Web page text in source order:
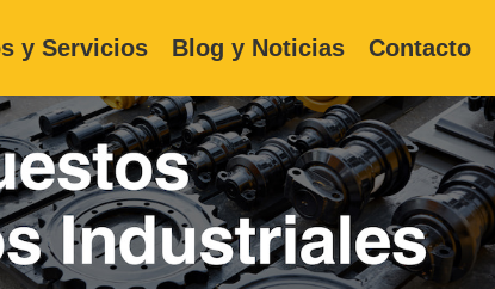
y Servicios Blog y Noticias Contacto